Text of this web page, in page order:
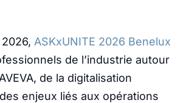
ASKxUNITE 2026 Benelux
de l’industrie autour
de la digitalisation
enjeux liés aux opérations